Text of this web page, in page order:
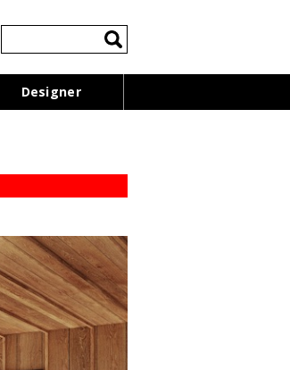
索:
Designer